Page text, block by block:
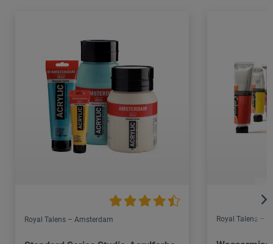
Royal Talens – Amsterdam Royal Talens –